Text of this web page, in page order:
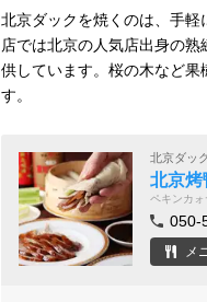
北京ダックを焼くのは、手
店では北京の人気店出身の
供しています。桜の木など果
す。
北京ダッ
北京烤
ペキンカ
050-
メ